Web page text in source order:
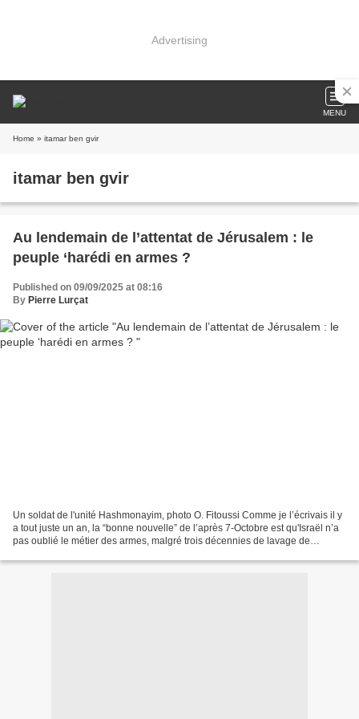
Advertising
MENU
Home » itamar ben gvir
itamar ben gvir
Au lendemain de l’attentat de Jérusalem : le
peuple ‘harédi en armes ?
Published on 09/09/2025 at 08:16
By Pierre Lurçat
Un soldat de l'unité Hashmonayim, photo O. Fitoussi Comme je l’écrivais il y
a tout juste un an, la “bonne nouvelle” de l’après 7-Octobre est qu'Israël n’a
pas oublié le métier des armes, malgré trois décennies de lavage de